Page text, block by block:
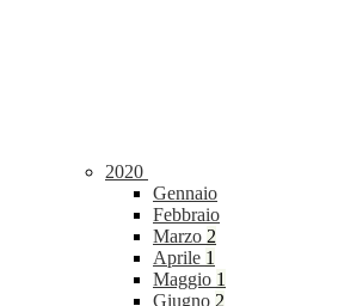
2020
Gennaio
Febbraio
Marzo 2
Aprile 1
Maggio 1
Giugno 2